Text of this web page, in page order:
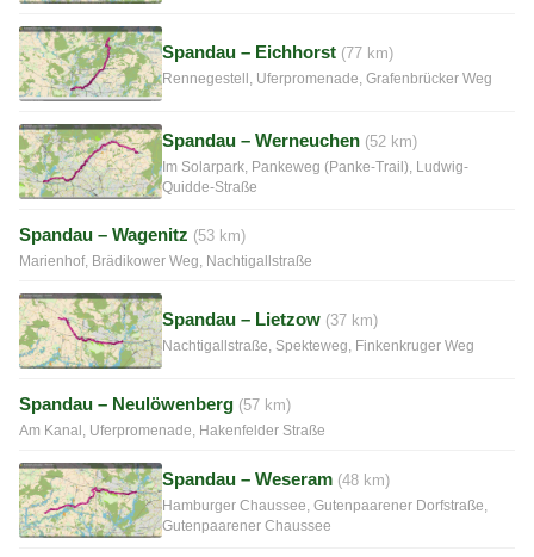
Spandau – Eichhorst (77 km)
Rennegestell, Uferpromenade, Grafenbrücker Weg
Spandau – Werneuchen (52 km)
Im Solarpark, Pankeweg (Panke-Trail), Ludwig-
Quidde-Straße
Spandau – Wagenitz (53 km)
Marienhof, Brädikower Weg, Nachtigallstraße
Spandau – Lietzow (37 km)
Nachtigallstraße, Spekteweg, Finkenkruger Weg
Spandau – Neulöwenberg (57 km)
Am Kanal, Uferpromenade, Hakenfelder Straße
Spandau – Weseram (48 km)
Hamburger Chaussee, Gutenpaarener Dorfstraße,
Gutenpaarener Chaussee